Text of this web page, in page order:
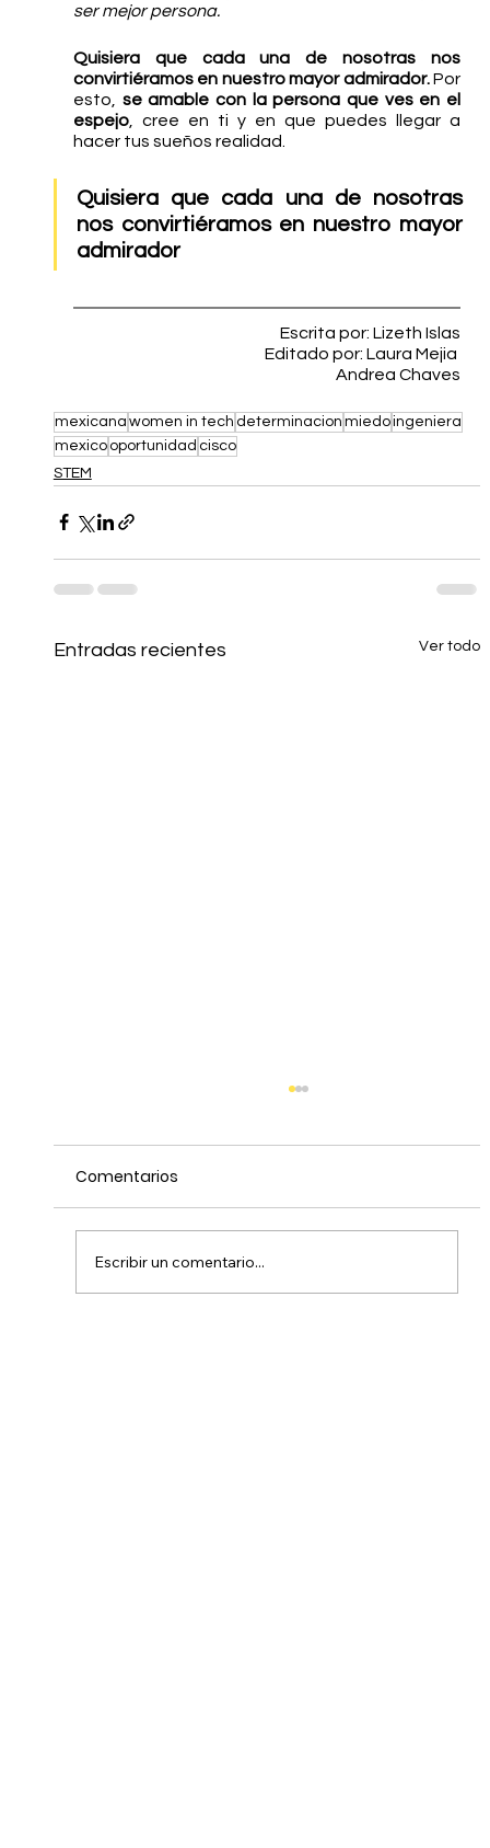
ser mejor persona.
Quisiera que cada una de nosotras nos
convirtiéramos en nuestro mayor admirador. Por
esto, se amable con la persona que ves en el
espejo, cree en ti y en que puedes llegar a
hacer tus sueños realidad.
Quisiera que cada una de nosotras
nos convirtiéramos en nuestro mayor
admirador
Escrita por: Lizeth Islas
Editado por: Laura Mejia
Andrea Chaves
mexicana women in tech determinacion miedoingeniera
mexico oportunidad cisco
STEM
Entradas recientes Ver todo
Comentarios
Escribir un comentario...